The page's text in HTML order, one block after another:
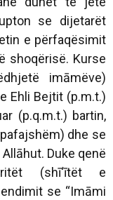
se dijetarët
e përfaqësimit
shoqërisë. Kurse
imāmëve)
Ehli Bejtit (p.m.t.)
(p.q.m.t.) bartin,
dhe se
Duke qenë
(shī‘ītët e
se “Imāmi